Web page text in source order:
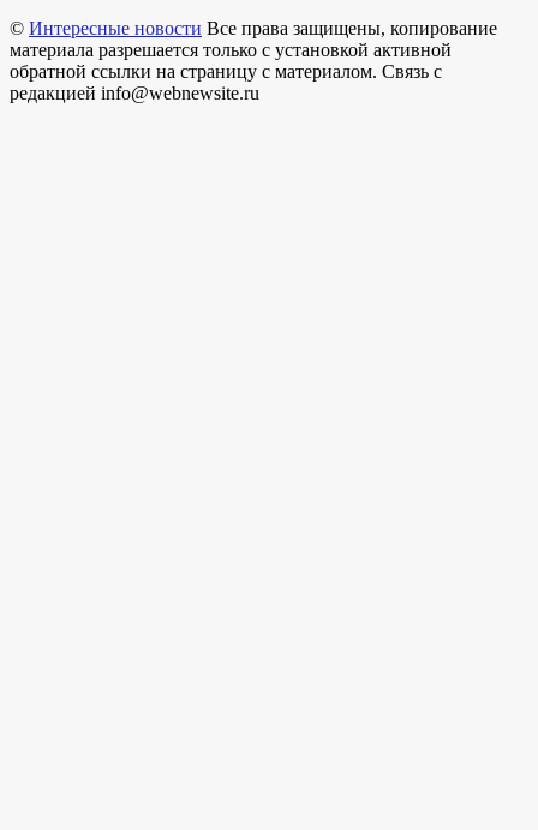
© Интересные новости Все права защищены, копирование
материала разрешается только с установкой активной
обратной ссылки на страницу с материалом. Связь с
редакцией info@webnewsite.ru